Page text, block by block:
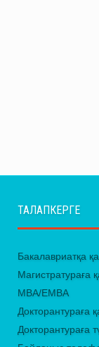
ТАЛАПКЕРГЕ
Бакалавриатқа
Магистратураға
MBA/EMBA
Докторантураға
Докторантураға